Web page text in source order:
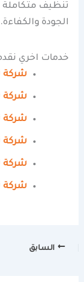
تنظيف متكاملة
الجودة والكفاءة.
خدمات اخري
شركة
شركة
شركة
شركة
شركة
شركة
السابق